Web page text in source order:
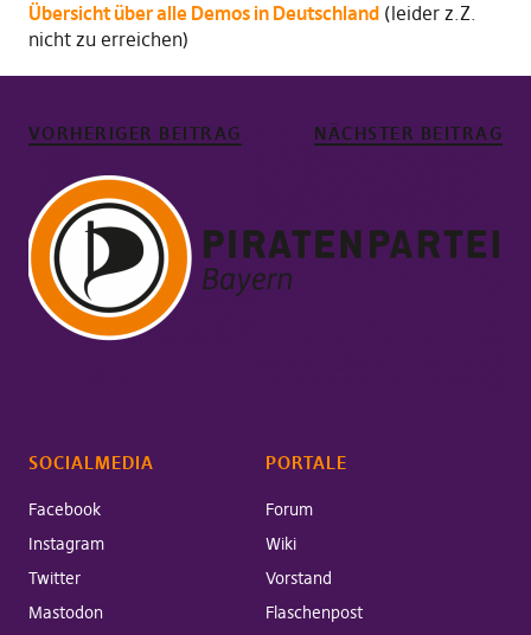
Übersicht über alle Demos in Deutschland(leider z.Z.
nicht zu erreichen)
VORHERIGER BEITRAG NÄCHSTER BEITRAG
SOCIALMEDIA
Facebook
Instagram
Twitter
Mastodon
PORTALE
Forum
Wiki
Vorstand
Flaschenpost